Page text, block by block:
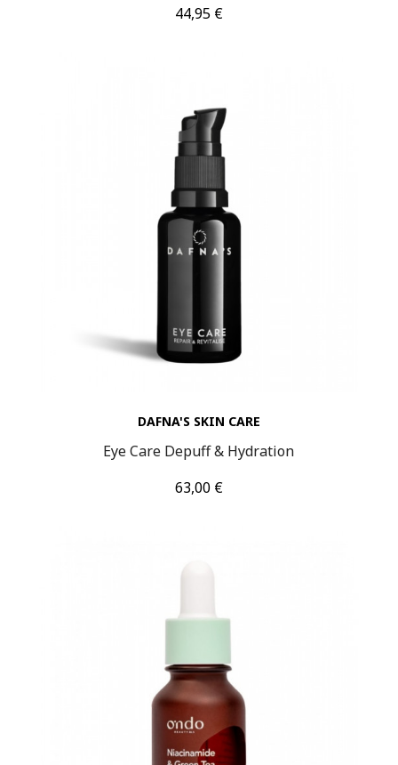
Τιμή
44,95 €
DAFNA'S SKIN CARE
Eye Care Depuff & Hydration
Τιμή
63,00 €